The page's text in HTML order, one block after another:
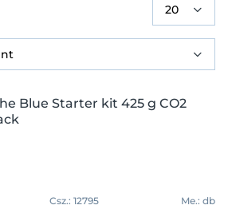
Blue Starter kit 425 g CO2
Csz.: 12795 Me.: db